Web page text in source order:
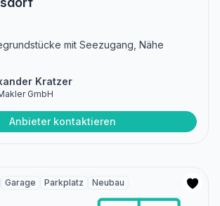
mit Seezugang, Nähe
Kratzer
GmbH
Anbieter kontaktieren
Garage Parkplatz Neubau